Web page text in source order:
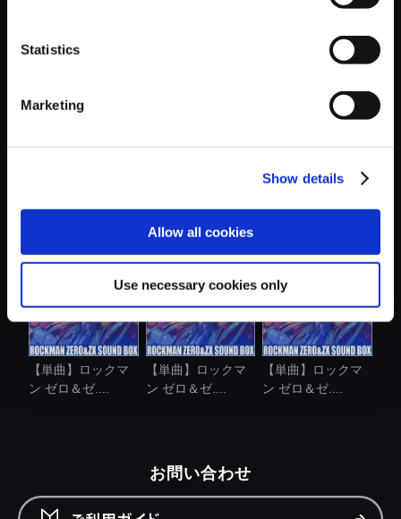
Statistics
Marketing
Show details
Allow all cookies
Use necessary cookies only
おすすめ商品
ン ゼロ＆ゼ....
ン ゼロ＆ゼ....
ン ゼロ＆ゼ....
【単曲】ロックマ
ン ゼロ＆ゼ....
【単曲】ロックマ
ン ゼロ＆ゼ....
【単曲】ロックマ
ン ゼロ＆ゼ....
お問い合わせ